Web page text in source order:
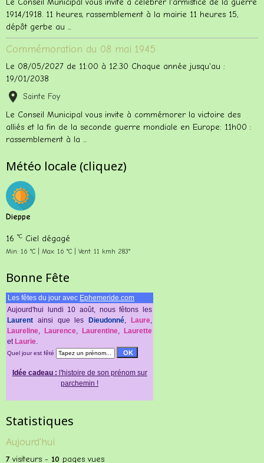
Le Conseil Municipal vous invite à célébrer l'armistice de la guerre
1914/1918. 11 heures, rassemblement à la mairie 11 heures 15,
dépôt gerbe au ...
Commémoration du 08 mai 1945
Le 08/05/2027 de 11:00 à 12:30 Chaque année jusqu'au :
19/01/2038
Sainte Foy
Le Conseil Municipal vous invite à commémorer la victoire des
alliés et la fin de la seconde guerre mondiale en Europe: 11h00 :
rassemblement à la ...
Météo locale (cliquez)
Dieppe
16 °C Ciel dégagé
Min: 16 °C | Max: 16 °C | Vent: 11 kmh 283°
Bonne Fête
Les fêtes du jour avec Ephemeride.com
Aujourd'hui lundi 10 août, nous fêtons les
Laurent ainsi que les Dieudonné, Lаurе,
Lаurеlinе, Lаurеnсе, Laurentine,
Laurette
et Laurie.
Quel jour est fêté
Idée cadeau : l'histoire de son prénom sur
parchemin !
Statistiques
Aujourd'hui
7 visiteurs - 10 pages vues